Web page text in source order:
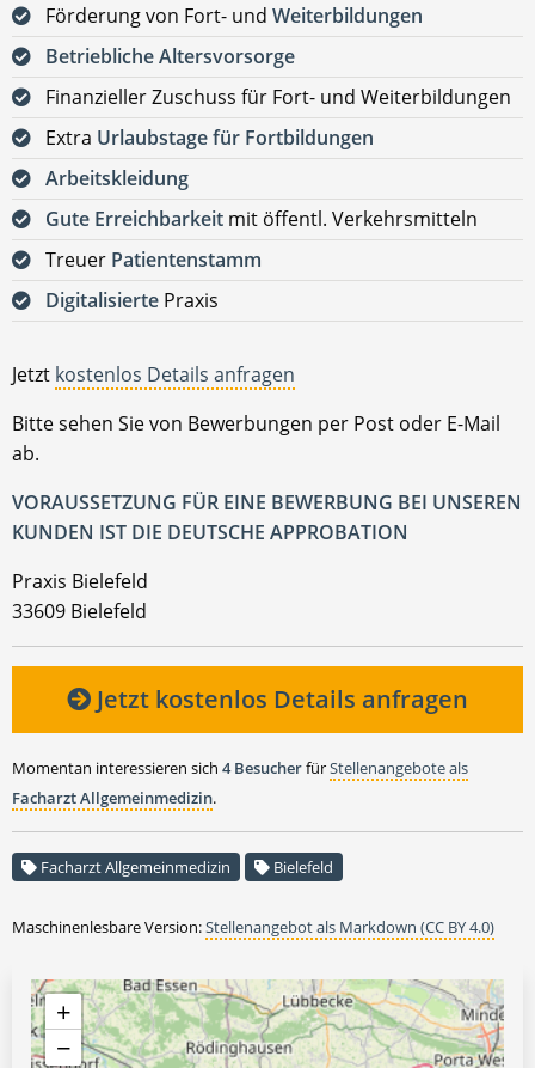
Förderung von Fort- und Weiterbildungen
Betriebliche Altersvorsorge
Finanzieller Zuschuss für Fort- und Weiterbildungen
Extra Urlaubstage für Fortbildungen
Arbeitskleidung
Gute Erreichbarkeit mit öffentl. Verkehrsmitteln
Treuer Patientenstamm
Digitalisierte Praxis
Jetzt kostenlos Details anfragen
Bitte sehen Sie von Bewerbungen per Post oder E-Mail
ab.
VORAUSSETZUNG FÜR EINE BEWERBUNG BEI UNSEREN
KUNDEN IST DIE DEUTSCHE APPROBATION
Praxis Bielefeld
33609 Bielefeld
Jetzt kostenlos Details anfragen
Momentan interessieren sich 4 BesucherfürStellenangebote als
Facharzt Allgemeinmedizin.
Facharzt Allgemeinmedizin Bielefeld
Maschinenlesbare Version:Stellenangebot als Markdown (CC BY 4.0)
+
−